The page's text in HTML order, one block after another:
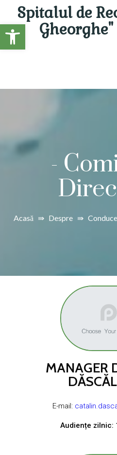
Open toolbar
Spitalul de
-
Acasă ⇛ Despre⇛
MANAGER
E-mail:
Audiențe zilnic: